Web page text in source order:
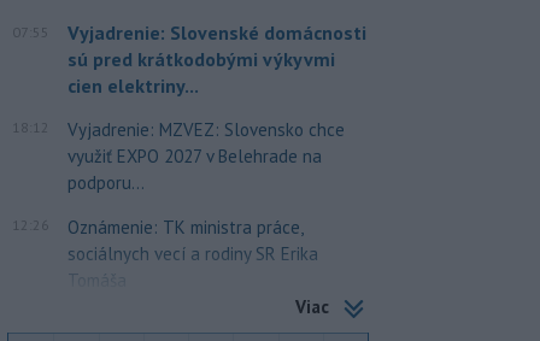
07:55
Vyjadrenie: Slovenské domácnosti
sú pred krátkodobými výkyvmi
cien elektriny...
18:12
Vyjadrenie: MZVEZ: Slovensko chce
využiť EXPO 2027 v Belehrade na
podporu...
12:26
Oznámenie: TK ministra práce,
sociálnych vecí a rodiny SR Erika
Tomáša
Viac